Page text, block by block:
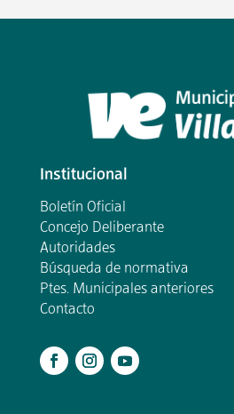
Institucional
Boletín Oficial
Concejo Deliberante
Autoridades
Búsqueda de normativa
Ptes. Municipales anteriores
Contacto